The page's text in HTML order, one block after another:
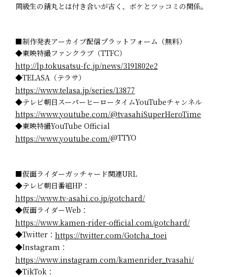
同級生の錆丸とは付き合いが古く、ボケとツッコミの関係。
■制作発表アーカイブ配信プラットフォーム（無料）
◆東映特撮ファンクラブ（TTFC）
http://lp.tokusatsu-fc.jp/news/3191802e2
◆TELASA（テラサ）
https://www.telasa.jp/series/13877
◆テレビ朝日スーパーヒーロータイムYouTubeチャンネル
https://www.youtube.com/@tvasahiSuperHeroTime
◆東映特撮YouTube Official
https://www.youtube.com/@TTYO
■仮面ライダーガッチャード関連URL
◆テレビ朝日番組HP：
https://www.tv-asahi.co.jp/gotchard/
◆仮面ライダーWeb：
https://www.kamen-rider-official.com/gotchard/
◆Twitter： https://twitter.com/Gotcha_toei
◆Instagram：
https://www.instagram.com/kamenrider_tvasahi/
◆TikTok：